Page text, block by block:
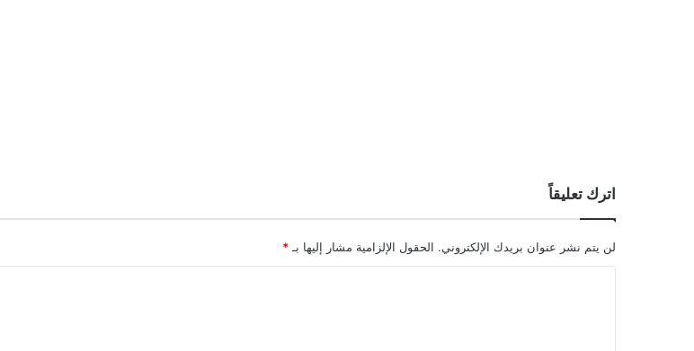
اترك تعليقاً
لن يتم نشر عنوان بريدك الإلكتروني. الحقول الإلزامية مشار إليها بـ *